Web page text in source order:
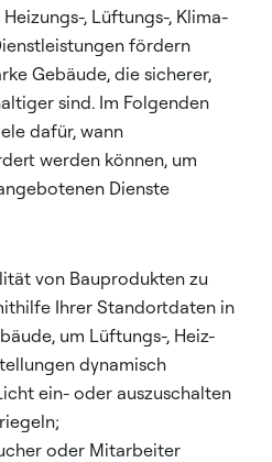
, Lüftungs-, Klima-
fördern
Gebäude, die sicherer,
sind. Im Folgenden
dafür, wann
werden können, um
Dienste
von Bauprodukten zu
Ihrer Standortdaten in
um Lüftungs-, Heiz-
dynamisch
ein- oder auszuschalten
oder Mitarbeiter